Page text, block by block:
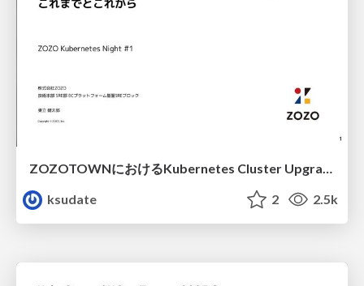
ZOZOTOWNにおけるKubernetes Cluster Upgradeの これまでとこれから
ksudate
2 2.5k